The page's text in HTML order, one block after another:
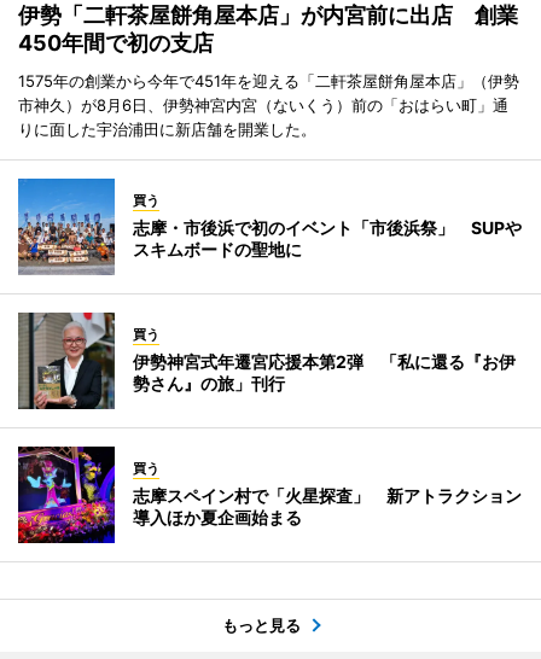
伊勢「二軒茶屋餅角屋本店」が内宮前に出店 創業
450年間で初の支店
1575年の創業から今年で451年を迎える「二軒茶屋餅角屋本店」（伊勢
市神久）が8月6日、伊勢神宮内宮（ないくう）前の「おはらい町」通
りに面した宇治浦田に新店舗を開業した。
買う
志摩・市後浜で初のイベント「市後浜祭」 SUPや
スキムボードの聖地に
買う
伊勢神宮式年遷宮応援本第2弾 「私に還る『お伊
勢さん』の旅」刊行
買う
志摩スペイン村で「火星探査」 新アトラクション
導入ほか夏企画始まる
もっと見る